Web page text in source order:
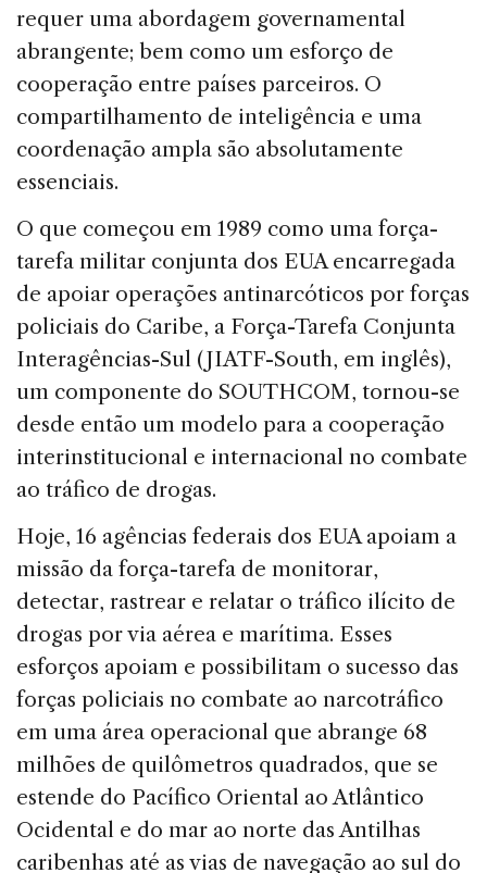
requer uma abordagem governamental
abrangente; bem como um esforço de
cooperação entre países parceiros. O
compartilhamento de inteligência e uma
coordenação ampla são absolutamente
essenciais.
O que começou em 1989 como uma força-
tarefa militar conjunta dos EUA encarregada
de apoiar operações antinarcóticos por forças
policiais do Caribe, a Força-Tarefa Conjunta
Interagências-Sul (JIATF-South, em inglês),
um componente do SOUTHCOM, tornou-se
desde então um modelo para a cooperação
interinstitucional e internacional no combate
ao tráfico de drogas.
Hoje, 16 agências federais dos EUA apoiam a
missão da força-tarefa de monitorar,
detectar, rastrear e relatar o tráfico ilícito de
drogas por via aérea e marítima. Esses
esforços apoiam e possibilitam o sucesso das
forças policiais no combate ao narcotráfico
em uma área operacional que abrange 68
milhões de quilômetros quadrados, que se
estende do Pacífico Oriental ao Atlântico
Ocidental e do mar ao norte das Antilhas
caribenhas até as vias de navegação ao sul do